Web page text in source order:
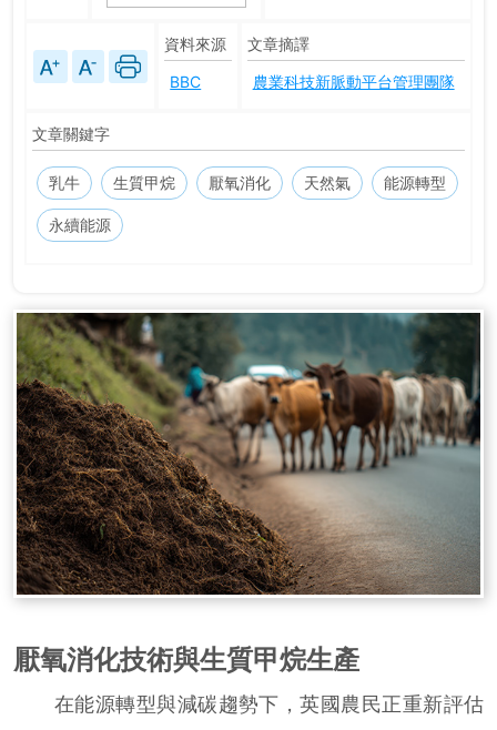
資料來源
BBC
文章摘譯
農業科技新脈動平台管理團隊
文章關鍵字
乳牛 生質甲烷 厭氧消化 天然氣 能源轉型
永續能源
厭氧消化技術與生質甲烷生產
在能源轉型與減碳趨勢下，英國農民正重新評估